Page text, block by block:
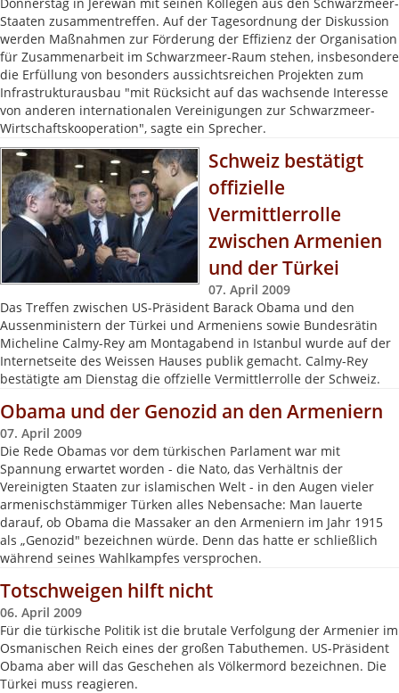
Staaten zusammentreffen. Auf der Tagesordnung der Diskussion
werden Maßnahmen zur Förderung der Effizienz der Organisation
für Zusammenarbeit im Schwarzmeer-Raum stehen, insbesondere
die Erfüllung von besonders aussichtsreichen Projekten zum
Infrastrukturausbau "mit Rücksicht auf das wachsende Interesse
von anderen internationalen Vereinigungen zur Schwarzmeer-
Wirtschaftskooperation", sagte ein Sprecher.
Schweiz bestätigt
offizielle
Vermittlerrolle
zwischen Armenien
und der Türkei
07. April 2009
Das Treffen zwischen US-Präsident Barack Obama und den
Aussenministern der Türkei und Armeniens sowie Bundesrätin
Micheline Calmy-Rey am Montagabend in Istanbul wurde auf der
Internetseite des Weissen Hauses publik gemacht. Calmy-Rey
bestätigte am Dienstag die offzielle Vermittlerrolle der Schweiz.
Obama und der Genozid an den Armeniern
07. April 2009
Die Rede Obamas vor dem türkischen Parlament war mit
Spannung erwartet worden - die Nato, das Verhältnis der
Vereinigten Staaten zur islamischen Welt - in den Augen vieler
armenischstämmiger Türken alles Nebensache: Man lauerte
darauf, ob Obama die Massaker an den Armeniern im Jahr 1915
als „Genozid" bezeichnen würde. Denn das hatte er schließlich
während seines Wahlkampfes versprochen.
Totschweigen hilft nicht
06. April 2009
Für die türkische Politik ist die brutale Verfolgung der Armenier im
Osmanischen Reich eines der großen Tabuthemen. US-Präsident
Obama aber will das Geschehen als Völkermord bezeichnen. Die
Türkei muss reagieren.